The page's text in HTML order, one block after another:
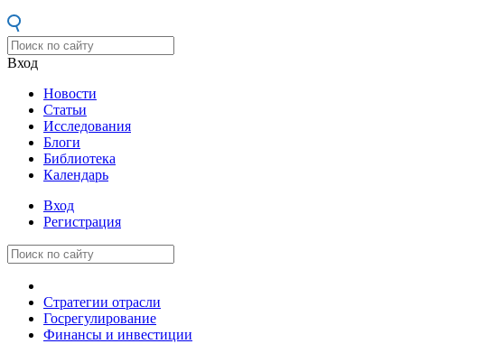
Вход
Новости
Статьи
Исследования
Блоги
Библиотека
Календарь
Вход
Регистрация
Стратегии отрасли
Госрегулирование
Финансы и инвестиции